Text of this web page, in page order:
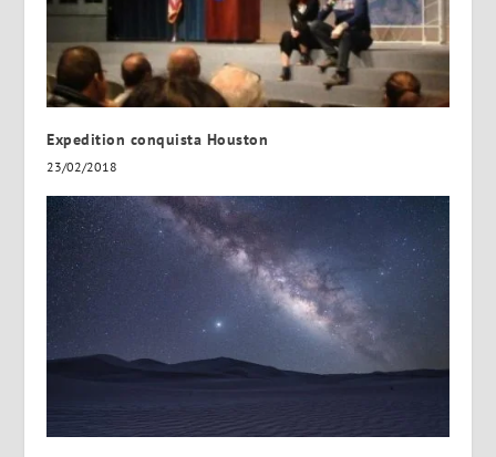
Expedition conquista Houston
23/02/2018